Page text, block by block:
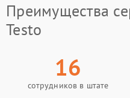
Преимущества
Testo
16
сотрудников в штате